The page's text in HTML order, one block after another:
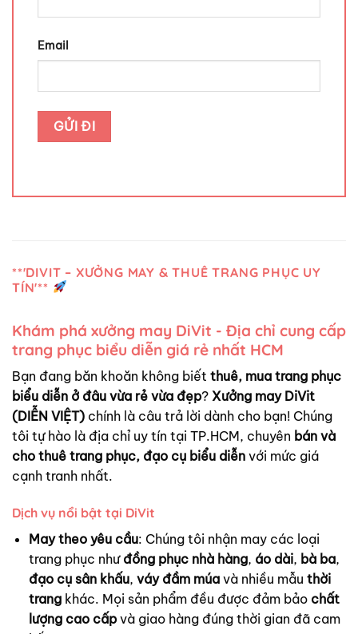
Email
**'DIVIT – XƯỞNG MAY & THUÊ TRANG PHỤC UY
TÍN'**
Khám phá xưởng may DiVit - Địa chỉ cung cấp
trang phục biểu diễn giá rẻ nhất HCM
Bạn đang băn khoăn không biết thuê, mua trang phục
biểu diễn ở đâu vừa rẻ vừa đẹp? Xưởng may DiVit
(DIỄN VIỆT) chính là câu trả lời dành cho bạn! Chúng
tôi tự hào là địa chỉ uy tín tại TP.HCM, chuyên bán và
cho thuê trang phục, đạo cụ biểu diễn với mức giá
cạnh tranh nhất.
Dịch vụ nổi bật tại DiVit
May theo yêu cầu: Chúng tôi nhận may các loại
trang phục như đồng phục nhà hàng, áo dài, bà ba,
đạo cụ sân khấu, váy đầm múavà nhiều mẫu thời
trangkhác. Mọi sản phẩm đều được đảm bảo chất
lượng cao cấpvà giao hàng đúng thời gian đã cam